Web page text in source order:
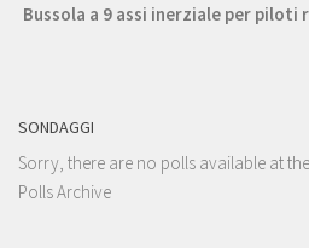
Bussola a 9 assi inerziale per piloti
SONDAGGI
Sorry, there are no polls available at
Polls Archive